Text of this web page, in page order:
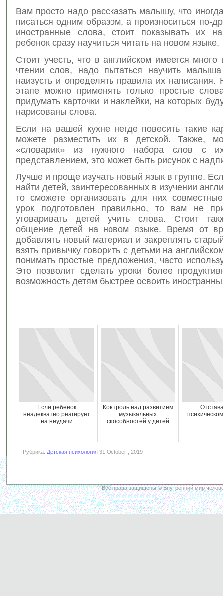
Вам просто надо рассказать малышу, что
писаться одним образом, а произноситься по-
иностранные слова, стоит показывать их
ребенок сразу научиться читать на новом языке.
Стоит учесть, что в английском имеется много
чтении слов, надо пытаться научить
наизусть и определять правила их написания.
этапе можно применять только простые
придумать карточки и наклейки, на которых
нарисованы слова.
Если на вашей кухне негде повесить такие
можете разместить их в детской. Также,
«словарик» из нужного набора слов с
представлением, это может быть рисунок с
Лучше и проще изучать новый язык в группе.
найти детей, заинтересованных в изучении
то сможете организовать для них
урок подготовлен правильно, то вам не
уговаривать детей учить слова. Стоит
общение детей на новом языке. Время от
добавлять новый материал и закреплять
взять привычку говорить с детьми на
понимать простые предложения, часто
Это позволит сделать уроки более
возможность детям быстрее освоить
Если ребенок
неадекватно реагирует
на неудачи
Контроль над развитием
музыкальных
способностей у детей
Рубрика: Детская психология 31 October , 2019
Все права защищены © Внутренний мир